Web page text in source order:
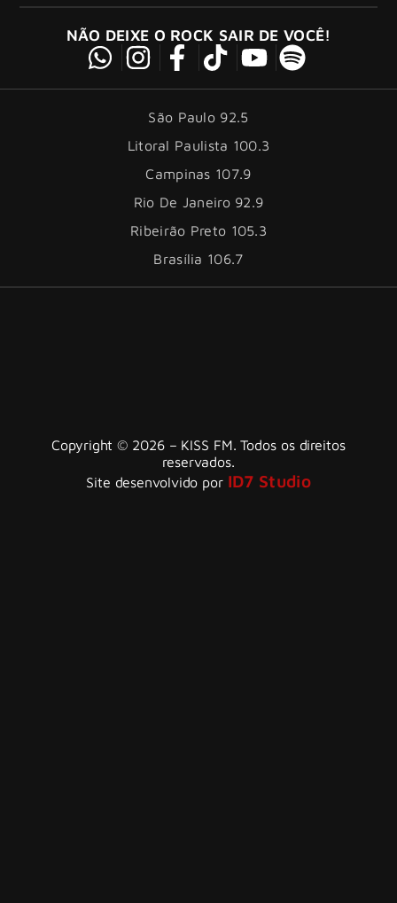
NÃO DEIXE O ROCK SAIR DE VOCÊ!
São Paulo 92.5
Litoral Paulista 100.3
Campinas 107.9
Rio De Janeiro 92.9
Ribeirão Preto 105.3
Brasília 106.7
Copyright © 2026 – KISS FM. Todos os direitos
reservados.
Site desenvolvido por ID7 Studio